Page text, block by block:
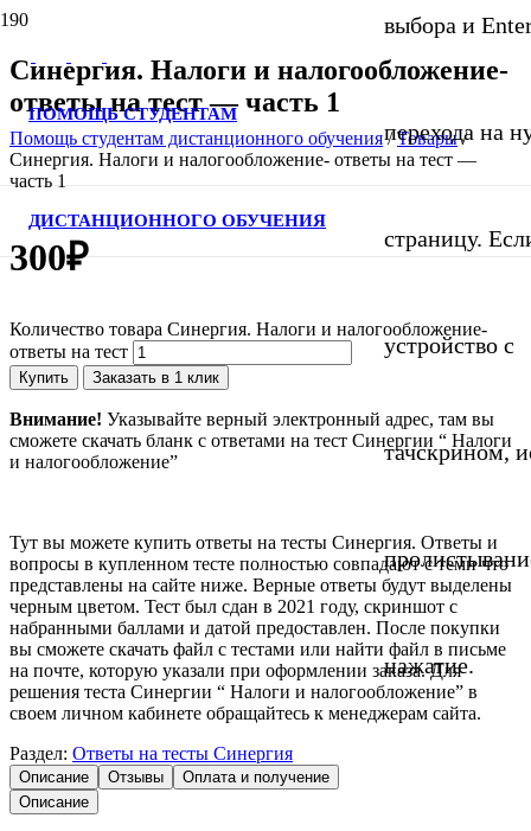
ПОМОЩЬ СТУДЕНТАМ
ДИСТАНЦИОННОГО ОБУЧЕНИЯ
выбора и
перехода на
страницу.
устройство с
тачскрином,
нажатие.
Синергия. Налоги и налогообложение-
ответы на тест — часть 1
Помощь студентам дистанционного обучения/Товары/
Синергия. Налоги и налогообложение- ответы на тест —
часть 1
300₽
Количество товара Синергия. Налоги и налогообложение-
ответы на тест
Купить Заказать в 1 клик
Внимание! Указывайте верный электронный адрес, там вы
сможете скачать бланк с ответами на тест Синергии “ Налоги
и налогообложение”
Тут вы можете купить ответы на тесты Синергия. Ответы и
вопросы в купленном тесте полностью совпадают с теми что
представлены на сайте ниже. Верные ответы будут выделены
черным цветом. Тест был сдан в 2021 году, скриншот с
набранными баллами и датой предоставлен. После покупки
вы сможете скачать файл с тестами или найти файл в письме
на почте, которую указали при оформлении заказа. Для
решения теста Синергии “ Налоги и налогообложение” в
своем личном кабинете обращайтесь к менеджерам сайта.
Раздел: Ответы на тесты Синергия
Описание Отзывы
Оплата и получение
Описание